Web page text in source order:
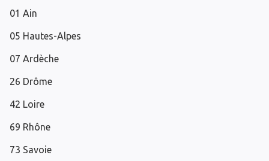
01 Ain
05 Hautes-Alpes
07 Ardèche
26 Drôme
42 Loire
69 Rhône
73 Savoie